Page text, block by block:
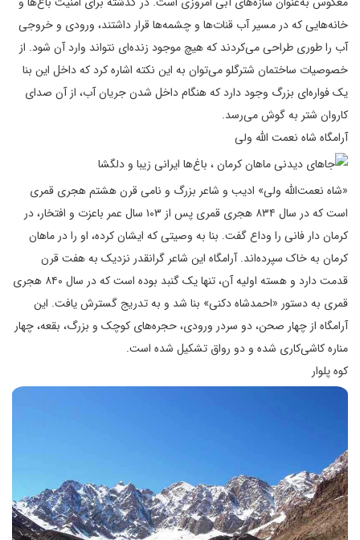
خانه‌هایی که در مسیر آب قنات‌ها و چشمه‌ها قرار داشتند، ورودی و خروجی
آب را طوری طراحی می‌کردند که هیچ موجود زنده‌ای نتواند وارد آن شود. از
خصوصیات ساختمان شترگلو می‌توان به این نکته اشاره کرد که داخل این بنا
یک فواره‌ای بزرگ وجود دارد که هنگام داخل شدن جریان آب، از آن صدای
کاروان شتر به گوش می‌رسد.
آرامگاه شاه نعمت الله ولی
«شاه نعمت‌الله ولی» ادیب و شاعر بزرگ و نامی قرن هشتم هجری قمری
است که در سال ۸۳۴ هجری قمری پس از ۱۰۳ سال عمر باعزت و افتخار، در
کرمان دار فانی را وداع گفت. بنا به وصیتی که ایشان کرده، او را در ماهان
کرمان به خاک سپرده‌اند. آرامگاه این شاعر گرانقدر نزدیک به هفت قرن
قدمت دارد و هسته اولیه آن، تنها یک گنبد بوده است که در سال ۸۴۰ هجری
قمری به دستور «احمدشاه دکنی» بنا شد و به تدریج گسترش یافت. این
آرامگاه از چهار صحن، دو سردر ورودی، حجره‌های کوچک و بزرگ، بقعه، چهار
مناره کاشی‌کاری شده و دو رواق تشکیل شده است.
کوه پلوار